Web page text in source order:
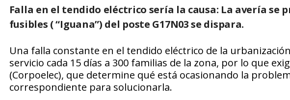
Falla en el tendido eléctrico sería la causa: La avería se
fusibles ( “Iguana”) del poste G17N03 se dispara.
Una falla constante en el tendido eléctrico de la
servicio cada 15 días a 300 familias de la zona, por lo que
(Corpoelec), que determine qué está ocasionando la
correspondiente para solucionarla.